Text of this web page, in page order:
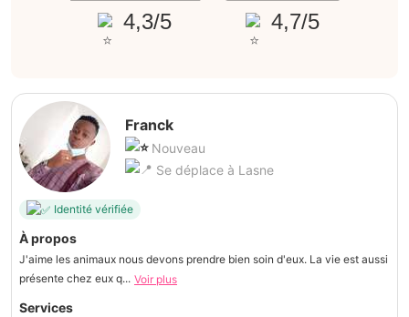
4,3/5 4,7/5
Franck
Nouveau
Se déplace à Lasne
Identité vérifiée
À propos
J'aime les animaux nous devons prendre bien soin d'eux. La vie est aussi
présente chez eux q... Voir plus
Services